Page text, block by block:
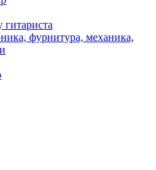
фурнитура, механика,